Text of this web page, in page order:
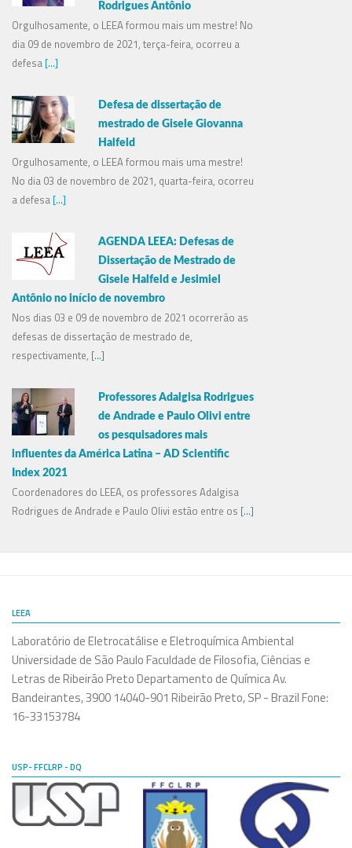
Rodrigues Antônio
Orgulhosamente, o LEEA formou mais um mestre! No
dia 09 de novembro de 2021, terça-feira, ocorreu a
defesa [...]
Defesa de dissertação de
mestrado de Gisele Giovanna
Halfeld
Orgulhosamente, o LEEA formou mais uma mestre!
No dia 03 de novembro de 2021, quarta-feira, ocorreu
a defesa [...]
AGENDA LEEA: Defesas de
Dissertação de Mestrado de
Gisele Halfeld e Jesimiel
Antônio no início de novembro
Nos dias 03 e 09 de novembro de 2021 ocorrerão as
defesas de dissertação de mestrado de,
respectivamente, [...]
Professores Adalgisa Rodrigues
de Andrade e Paulo Olivi entre
os pesquisadores mais
influentes da América Latina – AD Scientific
Index 2021
Coordenadores do LEEA, os professores Adalgisa
Rodrigues de Andrade e Paulo Olivi estão entre os [...]
LEEA
Laboratório de Eletrocatálise e Eletroquímica Ambiental
Universidade de São Paulo Faculdade de Filosofia, Ciências e
Letras de Ribeirão Preto Departamento de Química Av.
Bandeirantes, 3900 14040-901 Ribeirão Preto, SP - Brazil Fone:
16-33153784
USP- FFCLRP - DQ